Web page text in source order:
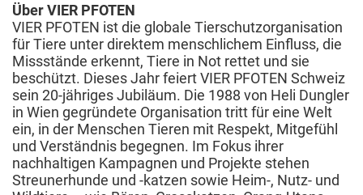
Über VIER PFOTEN
VIER PFOTEN ist die globale Tierschutzorganisation
für Tiere unter direktem menschlichem Einfluss, die
Missstände erkennt, Tiere in Not rettet und sie
beschützt. Dieses Jahr feiert VIER PFOTEN Schweiz
sein 20-jähriges Jubiläum. Die 1988 von Heli Dungler
in Wien gegründete Organisation tritt für eine Welt
ein, in der Menschen Tieren mit Respekt, Mitgefühl
und Verständnis begegnen. Im Fokus ihrer
nachhaltigen Kampagnen und Projekte stehen
Streunerhunde und -katzen sowie Heim-, Nutz- und